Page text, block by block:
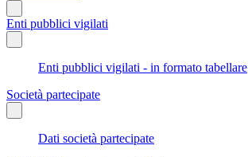
Enti pubblici vigilati
Enti pubblici vigilati - in formato tabellare
Società partecipate
Dati società partecipate